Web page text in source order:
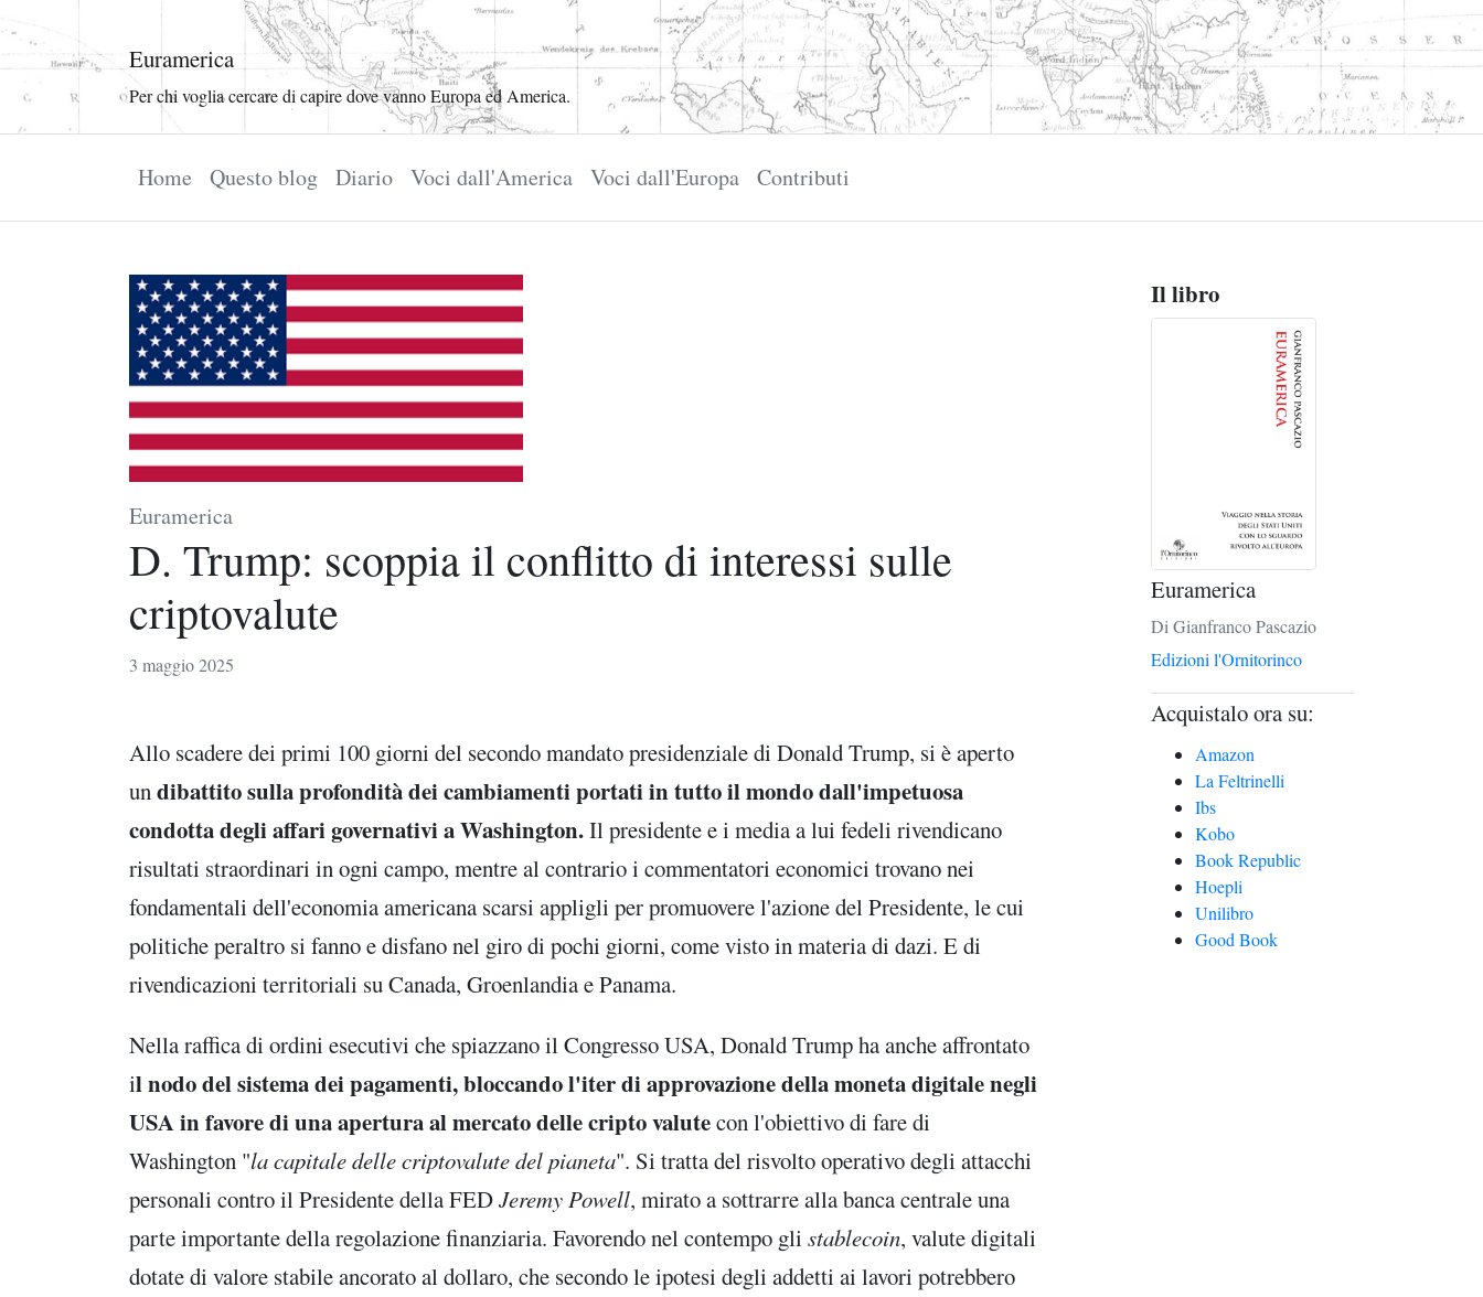
Euramerica
Per chi voglia cercare di capire dove vanno Europa ed America.
Home Questo blog Diario Voci dall'America Voci dall'Europa Contributi
Euramerica
D. Trump: scoppia il conflitto di interessi sulle
criptovalute
3 maggio 2025
Allo scadere dei primi 100 giorni del secondo mandato presidenziale di Donald Trump, si è aperto
un dibattito sulla profondità dei cambiamenti portati in tutto il mondo dall'impetuosa
condotta degli affari governativi a Washington.Il presidente e i media a lui fedeli rivendicano
risultati straordinari in ogni campo, mentre al contrario i commentatori economici trovano nei
fondamentali dell'economia americana scarsi appligli per promuovere l'azione del Presidente, le cui
politiche peraltro si fanno e disfano nel giro di pochi giorni, come visto in materia di dazi. E di
rivendicazioni territoriali su Canada, Groenlandia e Panama.
Nella raffica di ordini esecutivi che spiazzano il Congresso USA, Donald Trump ha anche affrontato
il nodo del sistema dei pagamenti, bloccando l'iter di approvazione della moneta digitale negli
USA in favore di una apertura al mercato delle cripto valutecon l'obiettivo di fare di
Washington "la capitale delle criptovalute del pianeta". Si tratta del risvolto operativo degli attacchi
personali contro il Presidente della FEDJeremy Powell, mirato a sottrarre alla banca centrale una
parte importante della regolazione finanziaria. Favorendo nel contempo gli stablecoin, valute digitali
dotate di valore stabile ancorato al dollaro, che secondo le ipotesi degli addetti ai lavori potrebbero
Il libro
Euramerica
Di Gianfranco Pascazio
Edizioni l'Ornitorinco
Acquistalo ora su:
Amazon
La Feltrinelli
Ibs
Kobo
Book Republic
Hoepli
Unilibro
Good Book